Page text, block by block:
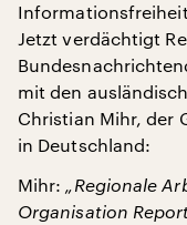
Jetzt verdächtigt
mit den
Christian Mihr, der
in Deutschland:
Mihr: „Regionale
Organisation